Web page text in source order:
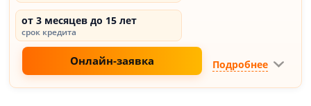
от 3 месяцев до 15 лет
срок кредита
Онлайн-заявка Подробнее